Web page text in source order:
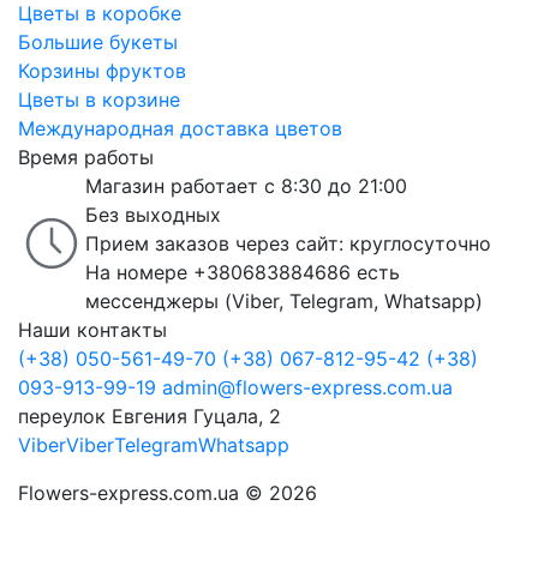
Цветы в коробке
Большие букеты
Корзины фруктов
Цветы в корзине
Международная доставка цветов
Время работы
Магазин работает с 8:30 до 21:00
Без выходных
Прием заказов через сайт: круглосуточно
На номере +380683884686 есть
мессенджеры (Viber, Telegram, Whatsapp)
Наши контакты
(+38) 050-561-49-70 (+38) 067-812-95-42 (+38)
093-913-99-19 admin@flowers-express.com.ua
переулок Евгения Гуцала, 2
ViberViberTelegramWhatsapp
Flowers-express.com.ua © 2026